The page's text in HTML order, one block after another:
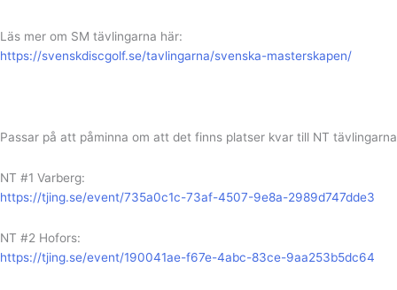
Läs mer om SM tävlingarna här:
https://svenskdiscgolf.se/tavlingarna/svenska-masterskapen/
Passar på att påminna om att det finns platser kvar till NT tävlingarna
NT #1 Varberg:
https://tjing.se/event/735a0c1c-73af-4507-9e8a-2989d747dde3
NT #2 Hofors:
https://tjing.se/event/190041ae-f67e-4abc-83ce-9aa253b5dc64